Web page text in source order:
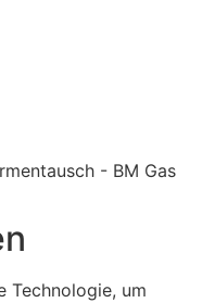
Technologie, um